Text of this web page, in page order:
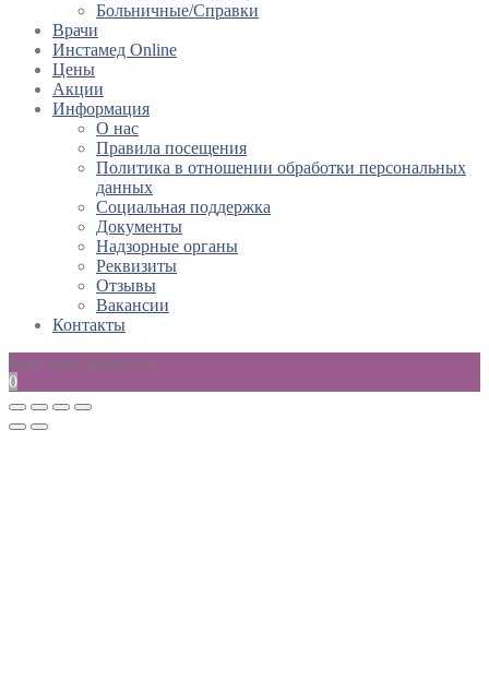
Больничные/Справки
Врачи
Инстамед Online
Цены
Акции
Информация
О нас
Правила посещения
Политика в отношении обработки персональных
данных
Социальная поддержка
Документы
Надзорные органы
Реквизиты
Отзывы
Вакансии
Контакты
Ваш заказ пока пуст
0